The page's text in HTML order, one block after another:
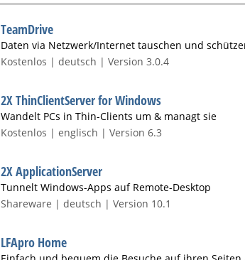
TeamDrive
Daten via Netzwerk/Internet tauschen und
Kostenlos | deutsch | Version 3.0.4
2X ThinClientServer for Windows
Wandelt PCs in Thin-Clients um & managt sie
Kostenlos | englisch | Version 6.3
2X ApplicationServer
Tunnelt Windows-Apps auf Remote-Desktop
Shareware | deutsch | Version 10.1
LFApro Home